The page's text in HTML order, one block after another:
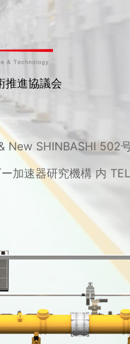
進協議会
New SHINBASHI 502
加速器研究機構 内